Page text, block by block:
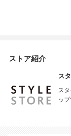
ストア紹介
ス
ス
ッ